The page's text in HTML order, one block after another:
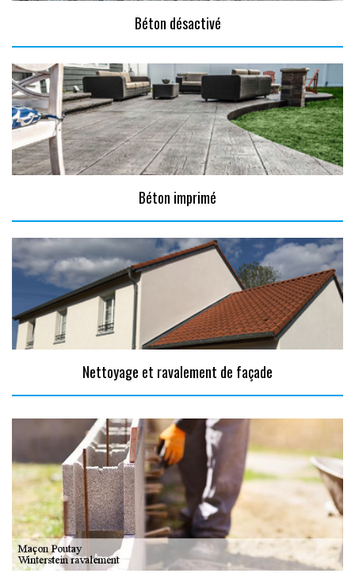
Béton désactivé
Béton imprimé
Nettoyage et ravalement de façade